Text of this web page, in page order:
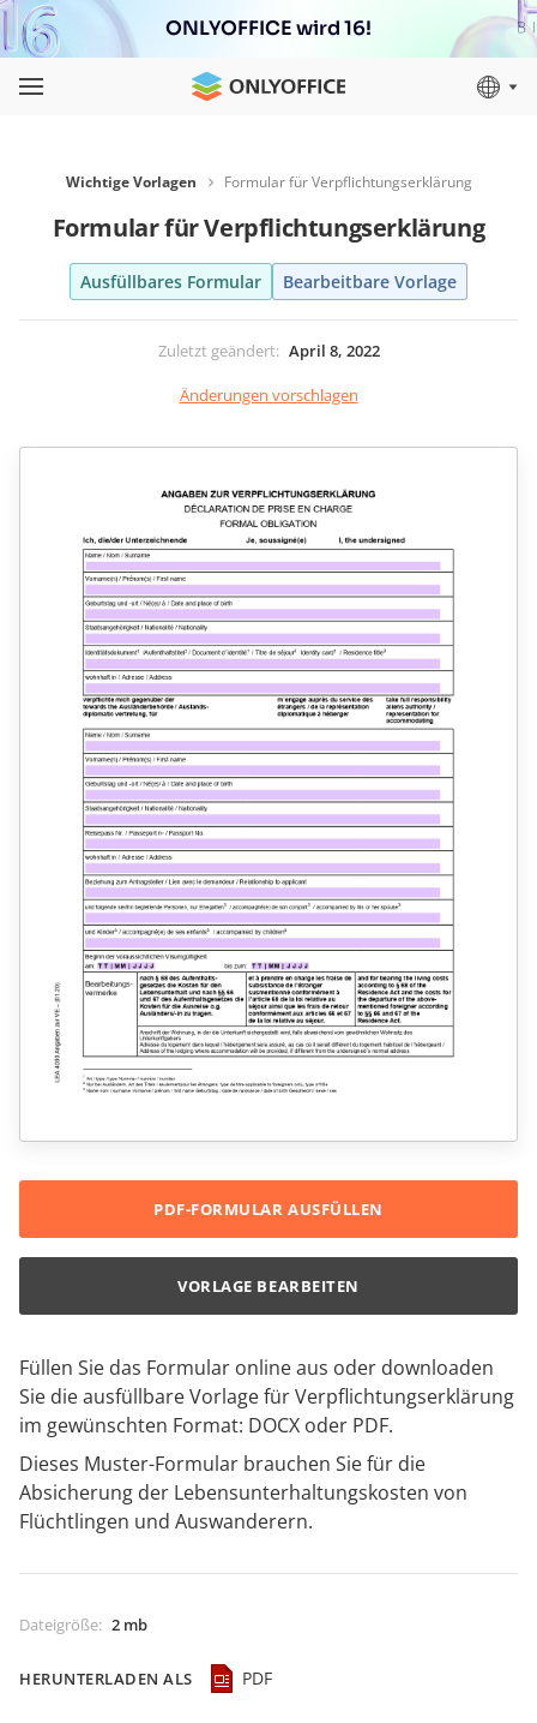
ONLYOFFICE wird 16!
Wichtige Vorlagen Formular für Verpflichtungserklärung
Formular für Verpflichtungserklärung
Ausfüllbares Formular Bearbeitbare Vorlage
Zuletzt geändert: April 8, 2022
Änderungen vorschlagen
Füllen Sie das Formular online aus oder downloaden
Sie die ausfüllbare Vorlage für Verpflichtungserklärung
im gewünschten Format: DOCX oder PDF.
Dieses Muster-Formular brauchen Sie für die
Absicherung der Lebensunterhaltungskosten von
Flüchtlingen und Auswanderern.
Dateigröße: 2 mb
HERUNTERLADEN ALS PDF
PDF-FORMULAR AUSFÜLLEN
VORLAGE BEARBEITEN